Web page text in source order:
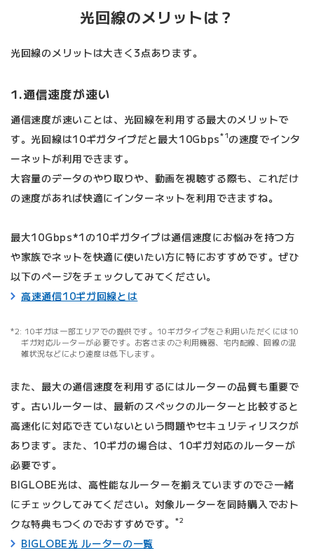
光回線のメリットは？
光回線のメリットは大きく3点あります。
1.通信速度が速い
通信速度が速いことは、光回線を利用する最大のメリットで
す。光回線は10ギガタイプだと最大10Gbps*1の速度でインタ
ーネットが利用できます。
大容量のデータのやり取りや、動画を視聴する際も、これだけ
の速度があれば快適にインターネットを利用できますね。
最大10Gbps*1の10ギガタイプは通信速度にお悩みを持つ方
や家族でネットを快適に使いたい方に特におすすめです。ぜひ
以下のページをチェックしてみてください。
高速通信10ギガ回線とは
10ギガは一部エリアでの提供です。10ギガタイプをご利用いただくには10
ギガ対応ルーターが必要です。お客さまのご利用機器、宅内配線、回線の混
雑状況などにより速度は低下します。
また、最大の通信速度を利用するにはルーターの品質も重要で
す。古いルーターは、最新のスペックのルーターと比較すると
高速化に対応できていないという問題やセキュリティリスクが
あります。また、10ギガの場合は、10ギガ対応のルーターが
必要です。
BIGLOBE光は、高性能なルーターを揃えていますのでご一緒
にチェックしてみてください。対象ルーターを同時購入でおト
クな特典もつくのでおすすめです。*2
BIGLOBE光 ルーターの一覧